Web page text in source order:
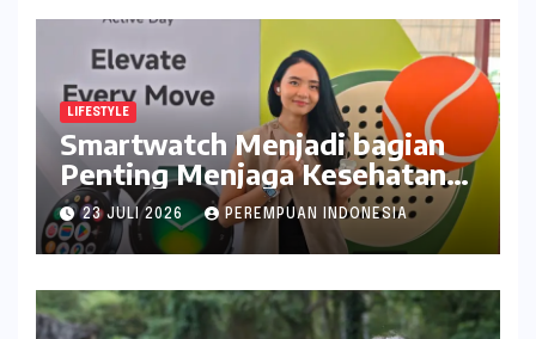
LIFESTYLE
Smartwatch Menjadi bagian
Penting Menjaga Kesehatan
Bagi Perempuan
23 JULI 2026 PEREMPUAN INDONESIA